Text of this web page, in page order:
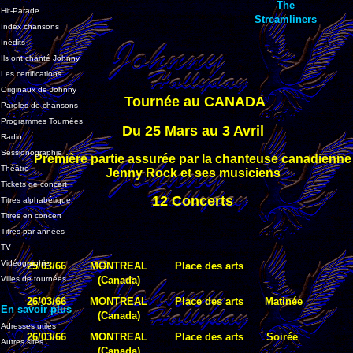
Hit-Parade
Index chansons
Inédits
Ils ont chanté Johnny
Les certifications
Originaux de Johnny
Paroles de chansons
Programmes Tournées
Radio
Sessionographie
Théâtre
Tickets de concert
Titres alphabétique
Titres en concert
Titres par années
TV
Vidéographie
Villes de tournées
En savoir plus
Adresses utiles
Autres sites
The
Streamliners
Tournée au CANADA
Du 25 Mars au 3 Avril
Première partie assurée par la chanteuse canadienne
Jenny Rock et ses musiciens
12 Concerts
25/03/66
MONTREAL
(Canada)
Place des arts
26/03/66
MONTREAL
(Canada)
Place des arts Matinée
26/03/66
MONTREAL
Place des arts Soirée